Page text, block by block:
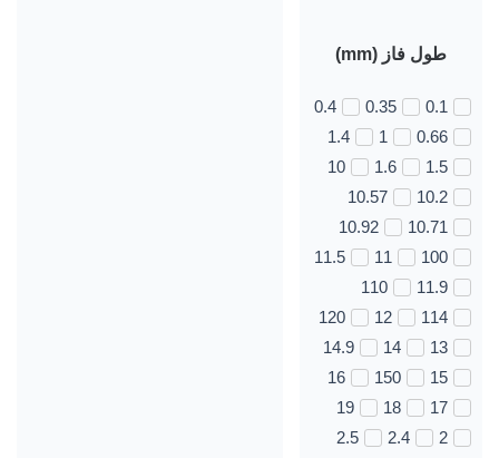
طول فاز (mm)
0.1
0.35
0.4
0.66
1
1.4
1.5
1.6
10
10.2
10.57
10.71
10.92
100
11
11.5
11.9
110
114
12
120
13
14
14.9
15
150
16
17
18
19
2
2.4
2.5